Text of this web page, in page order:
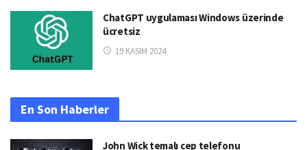
ChatGPT uygulaması Windows üzerinde
ücretsiz
19 KASIM 2024
En Son Haberler
John Wick temalı cep telefonu